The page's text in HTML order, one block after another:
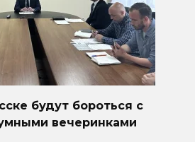
будут бороться с
вечеринками